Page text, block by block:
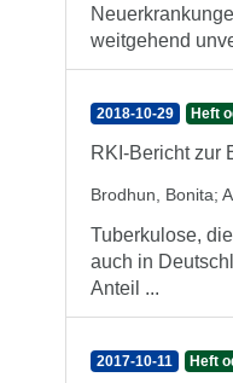
weitgehend
2018-10-29 Heft
RKI-Bericht zur
Brodhun, Bonita;
Tuberkulose,
auch in
Anteil ...
2017-10-11 Heft